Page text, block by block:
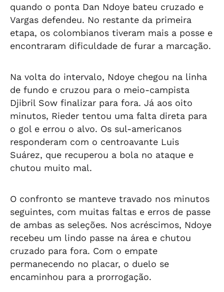
quando o ponta Dan Ndoye bateu cruzado e
Vargas defendeu. No restante da primeira
etapa, os colombianos tiveram mais a posse e
encontraram dificuldade de furar a marcação.
Na volta do intervalo, Ndoye chegou na linha
de fundo e cruzou para o meio-campista
Djibril Sow finalizar para fora. Já aos oito
minutos, Rieder tentou uma falta direta para
o gol e errou o alvo. Os sul-americanos
responderam com o centroavante Luis
Suárez, que recuperou a bola no ataque e
chutou muito mal.
O confronto se manteve travado nos minutos
seguintes, com muitas faltas e erros de passe
de ambas as seleções. Nos acréscimos, Ndoye
recebeu um lindo passe na área e chutou
cruzado para fora. Com o empate
permanecendo no placar, o duelo se
encaminhou para a prorrogação.